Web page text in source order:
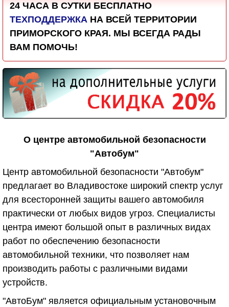
24 ЧАСА В СУТКИ БЕСПЛАТНО
ТЕХПОДДЕРЖКА НА ВСЕЙ ТЕРРИТОРИИ
ПРИМОРСКОГО КРАЯ. МЫ ВСЕГДА РАДЫ
ВАМ ПОМОЧЬ!
О центре автомобильной безопасности
"Автобум"
Центр автомобильной безопасности "Автобум"
предлагает во Владивостоке широкий спектр услуг
для всесторонней защиты вашего автомобиля
практически от любых видов угроз. Специалисты
центра имеют большой опыт в различных видах
работ по обеспечению безопасности
автомобильной техники, что позволяет нам
производить работы с различными видами
устройств.
"АвтоБум" является официальным установочным